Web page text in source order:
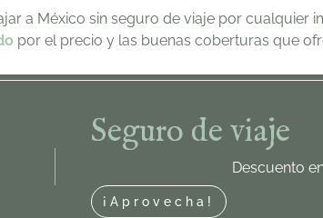
a México sin seguro de viaje por
por el precio y las buenas coberturas que
Seguro de viaje
Descuento
¡Aprovecha!